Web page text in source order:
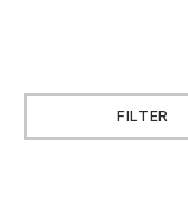
FILTER